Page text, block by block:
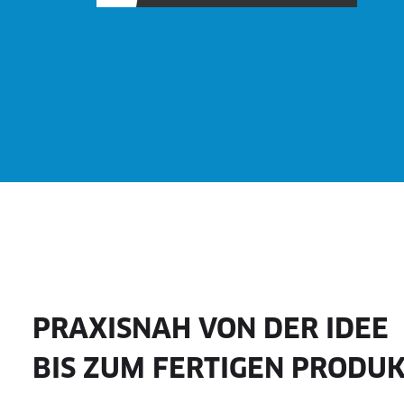
PRAXISNAH VON DER IDEE
BIS ZUM FERTIGEN